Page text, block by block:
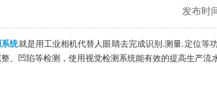
发布时
统就是用工业相机代替人眼睛去完成识别 .测量. 定位等
、凹陷等检测，使用视觉检测系统能有效的提高生产